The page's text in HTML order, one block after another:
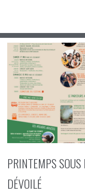
PRINTEMPS SOUS
DÉVOILÉ